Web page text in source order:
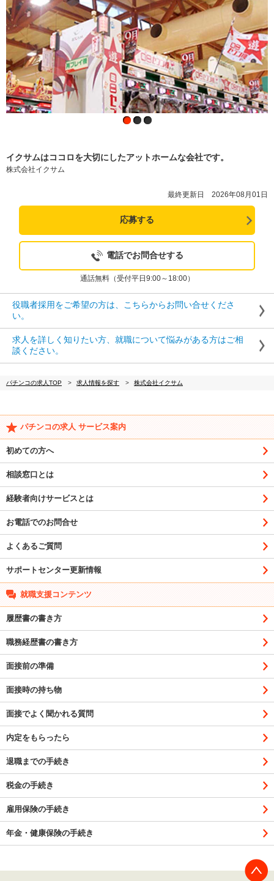
イクサムはココロを大切にしたアットホームな会社です。
株式会社イクサム
最終更新日 2026年08月01日
応募する
電話でお問合せする
通話無料（受付平日9:00～18:00）
役職者採用をご希望の方は、こちらからお問い合せくださ
い。
求人を詳しく知りたい方、就職について悩みがある方はご相
談ください。
パチンコの求人TOP 求人情報を探す 株式会社イクサム
パチンコの求人 サービス案内
初めての方へ
相談窓口とは
経験者向けサービスとは
お電話でのお問合せ
よくあるご質問
サポートセンター更新情報
就職支援コンテンツ
履歴書の書き方
職務経歴書の書き方
面接前の準備
面接時の持ち物
面接でよく聞かれる質問
内定をもらったら
退職までの手続き
税金の手続き
雇用保険の手続き
年金・健康保険の手続き